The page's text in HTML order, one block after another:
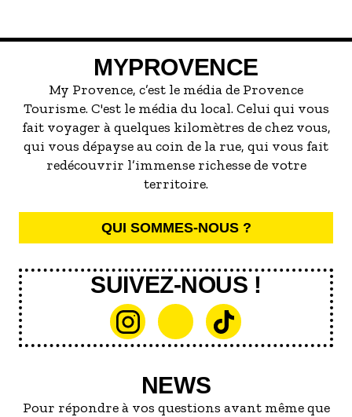
MYPROVENCE
My Provence, c’est le média de Provence
Tourisme. C'est le média du local. Celui qui vous
fait voyager à quelques kilomètres de chez vous,
qui vous dépayse au coin de la rue, qui vous fait
redécouvrir l’immense richesse de votre
territoire.
QUI SOMMES-NOUS ?
SUIVEZ-NOUS !
NEWS
Pour répondre à vos questions avant même que